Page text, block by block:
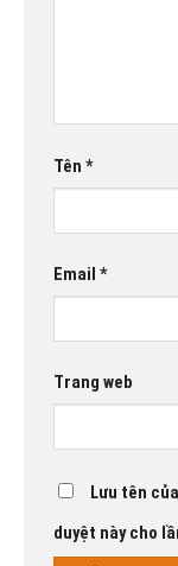
Tên *
Email *
Trang web
Lưu tên
duyệt này cho